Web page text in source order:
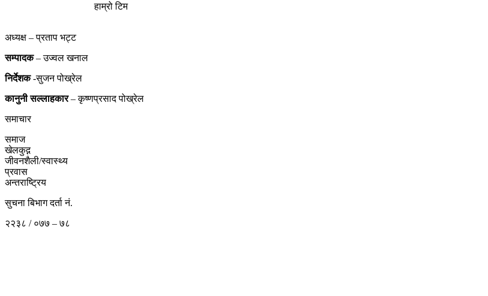
हाम्रो टिम
अध्यक्ष – प्रताप भट्ट
सम्पादक– उज्वल खनाल
निर्देशक-सुजन पोख्रेल
कानुनी सल्लाहकार– कृष्णप्रसाद पोख्रेल
समाचार
समाज
खेलकुद़़
जीवनशैली/स्वास्थ्य
प्रवास
अन्तराष्ट्रिय
सुचना बिभाग दर्ता नं.
२२३८ / ०७७ – ७८